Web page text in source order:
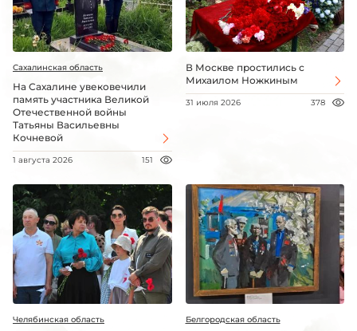
Сахалинская область
На Сахалине увековечили
память участника Великой
Отечественной войны
Татьяны Васильевны
Кочневой
1 августа 2026 151
В Москве простились с
Михаилом Ножкиным
31 июля 2026 378
Челябинская область Белгородская область